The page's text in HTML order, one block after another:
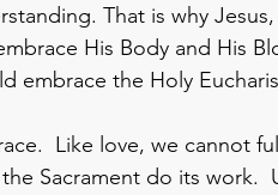
That is why
His Body and His
embrace the Holy
Like love, we cannot
the Sacrament do its work.